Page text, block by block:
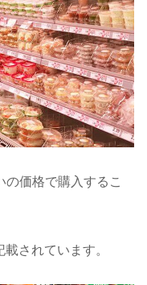
価格で購入するこ
されています。